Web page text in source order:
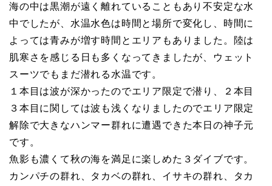
海の中は黒潮が遠く離れていることもあり不安定な水
中でしたが、水温水色は時間と場所で変化し、時間に
よっては青みが増す時間とエリアもありました。陸は
肌寒さを感じる日も多くなってきましたが、ウェット
スーツでもまだ潜れる水温です。
１本目は波が深かったのでエリア限定で潜り、２本目
３本目に関しては波も浅くなりましたのでエリア限定
解除で大きなハンマー群れに遭遇できた本日の神子元
です。
魚影も濃くて秋の海を満足に楽しめた３ダイブです。
カンパチの群れ、タカベの群れ、イサキの群れ、タカ